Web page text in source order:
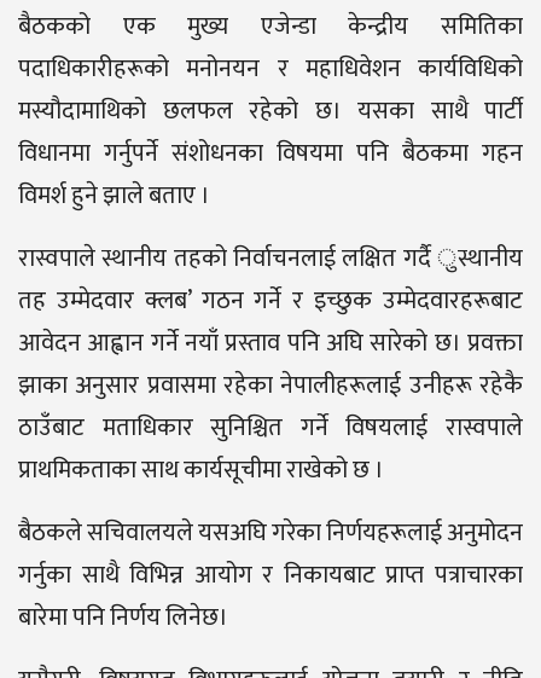
बैठकको एक मुख्य एजेन्डा केन्द्रीय समितिका
पदाधिकारीहरूको मनोनयन र महाधिवेशन कार्यविधिको
मस्यौदामाथिको छलफल रहेको छ। यसका साथै पार्टी
विधानमा गर्नुपर्ने संशोधनका विषयमा पनि बैठकमा गहन
विमर्श हुने झाले बताए ।
रास्वपाले स्थानीय तहको निर्वाचनलाई लक्षित गर्दै ुस्थानीय
तह उम्मेदवार क्लब’ गठन गर्ने र इच्छुक उम्मेदवारहरूबाट
आवेदन आह्वान गर्ने नयाँ प्रस्ताव पनि अघि सारेको छ। प्रवक्ता
झाका अनुसार प्रवासमा रहेका नेपालीहरूलाई उनीहरू रहेकै
ठाउँबाट मताधिकार सुनिश्चित गर्ने विषयलाई रास्वपाले
प्राथमिकताका साथ कार्यसूचीमा राखेको छ ।
बैठकले सचिवालयले यसअघि गरेका निर्णयहरूलाई अनुमोदन
गर्नुका साथै विभिन्न आयोग र निकायबाट प्राप्त पत्राचारका
बारेमा पनि निर्णय लिनेछ।